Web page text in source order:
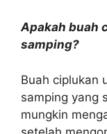
Apakah buah
samping?
Buah ciplukan
samping yang
mungkin